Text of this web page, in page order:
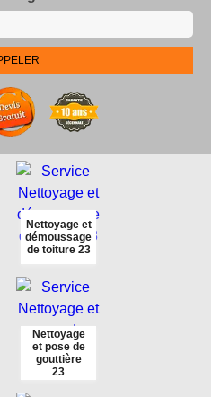
Nettoyage et
démoussage
de toiture 23
Nettoyage
et pose de
gouttière
23